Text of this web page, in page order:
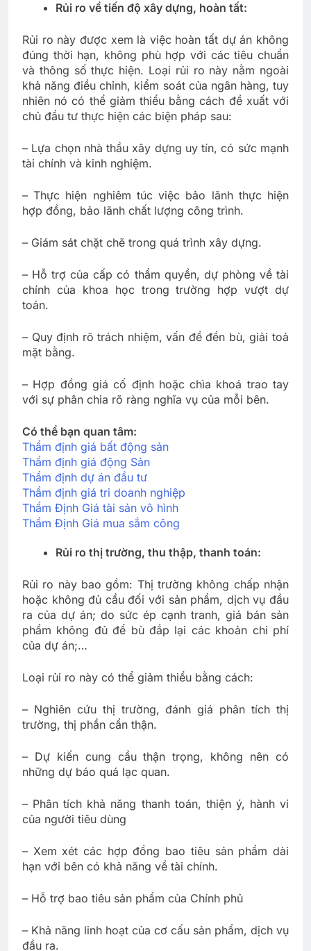
Rủi ro về tiến độ xây dựng, hoàn tất:
Rủi ro này được xem là việc hoàn tất dự án không
đúng thời hạn, không phù hợp với các tiêu chuẩn
và thông số thực hiện. Loại rủi ro này nằm ngoài
khả năng điều chỉnh, kiểm soát của ngân hàng, tuy
nhiên nó có thể giảm thiểu bằng cách đề xuất với
chủ đầu tư thực hiện các biện pháp sau:
– Lựa chọn nhà thầu xây dựng uy tín, có sức mạnh
tài chính và kinh nghiệm.
– Thực hiện nghiêm túc việc bảo lãnh thực hiện
hợp đồng, bảo lãnh chất lượng công trình.
– Giám sát chặt chẽ trong quá trình xây dựng.
– Hỗ trợ của cấp có thẩm quyền, dự phòng về tài
chính của khoa học trong trường hợp vượt dự
toán.
– Quy định rõ trách nhiệm, vấn đề đền bù, giải toả
mặt bằng.
– Hợp đồng giá cố định hoặc chìa khoá trao tay
với sự phân chia rõ ràng nghĩa vụ của mỗi bên.
Có thể bạn quan tâm:
Thẩm định giá bất động sản
Thẩm định giá động Sản
Thẩm định dự án đầu tư
Thẩm định giá tri doanh nghiệp
Thẩm Định Giá tài sản vô hình
Thẩm Định Giá mua sắm công
Rủi ro thị trường, thu thập, thanh toán:
Rủi ro này bao gồm: Thị trường không chấp nhận
hoặc không đủ cầu đối với sản phẩm, dịch vụ đầu
ra của dự án; do sức ép cạnh tranh, giá bán sản
phẩm không đủ để bù đắp lại các khoản chi phí
của dự án;…
Loại rủi ro này có thể giảm thiểu bằng cách:
– Nghiên cứu thị trường, đánh giá phân tích thị
trường, thị phần cẩn thận.
– Dự kiến cung cầu thận trọng, không nên có
những dự báo quá lạc quan.
– Phân tích khả năng thanh toán, thiện ý, hành vi
của người tiêu dùng
– Xem xét các hợp đồng bao tiêu sản phẩm dài
hạn với bên có khả năng về tài chính.
– Hỗ trợ bao tiêu sản phẩm của Chính phủ
– Khả năng linh hoạt của cơ cấu sản phẩm, dịch vụ
đầu ra.